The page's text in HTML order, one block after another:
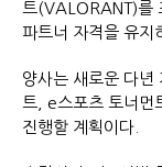
트(VALORANT)를
파트너 자격을 유
양사는 새로운 다년
트, e스포츠 토너먼
진행할 계획이다.